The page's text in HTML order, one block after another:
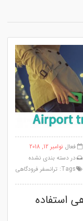
فعال نوامبر 12, 2018
در دسته بندی نشده
Tags: ترانسفر فرودگاهی
استفاده